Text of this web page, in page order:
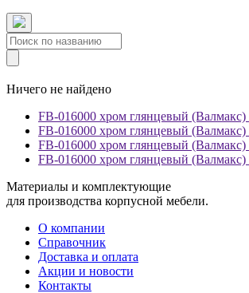
Ничего не найдено
FB-016000 хром глянцевый
FB-016000 хром глянцевый
FB-016000 хром глянцевый
FB-016000 хром глянцевый
Материалы и комплектующие
для производства корпусной мебели.
О компании
Справочник
Доставка и оплата
Акции и новости
Контакты